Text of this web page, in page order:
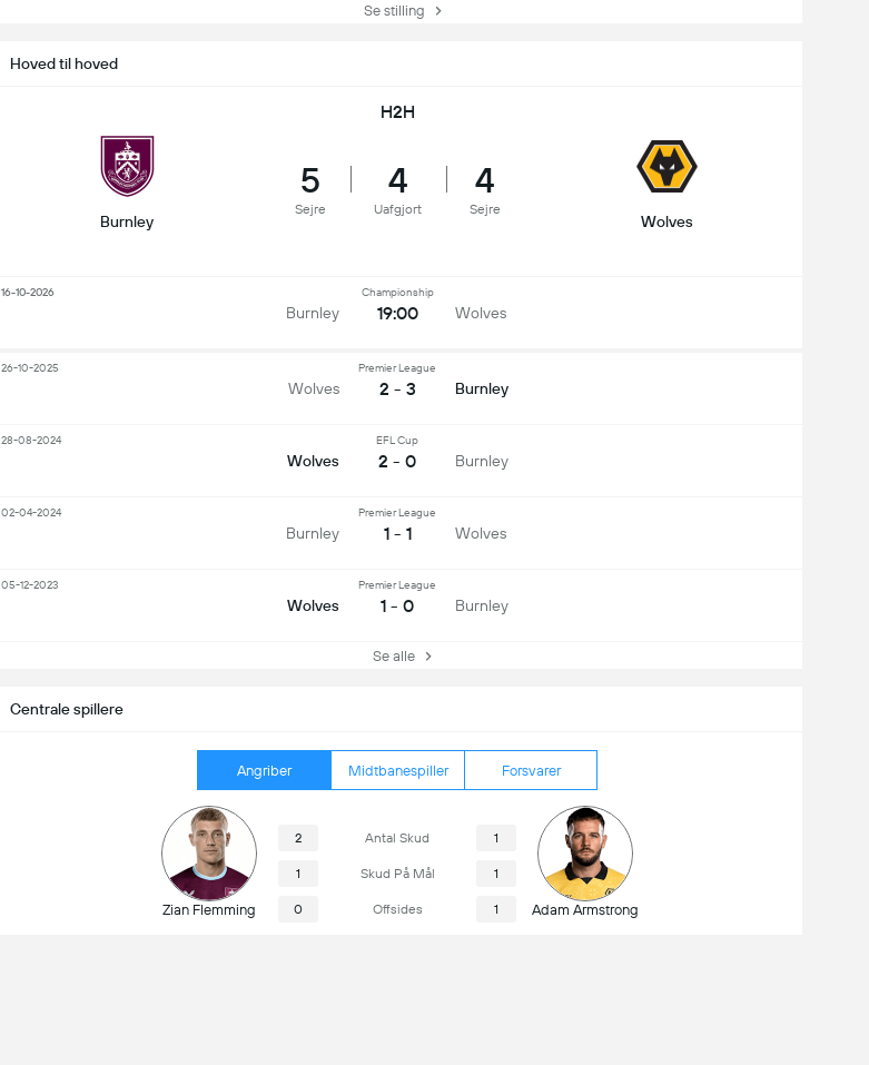
Centrale spillere
Angriber Midtbanespiller Forsvarer
Zian Flemming
2 Antal Skud 1
1 Skud På Mål 1
0 Offsides 1 Adam Armstrong
Se stilling
Hoved til hoved
H2H
Burnley
5
Sejre
4
Uafgjort
4
Sejre
Wolves
Burnley
Championship
19:00 Wolves
16-10-2026
Wolves
Premier League
2 - 3 Burnley
26-10-2025
Wolves
EFL Cup
2 - 0 Burnley
28-08-2024
Burnley
Premier League
1 - 1 Wolves
02-04-2024
Wolves
Premier League
1 - 0 Burnley
05-12-2023
Se alle